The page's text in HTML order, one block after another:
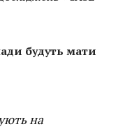
будуть мати
на